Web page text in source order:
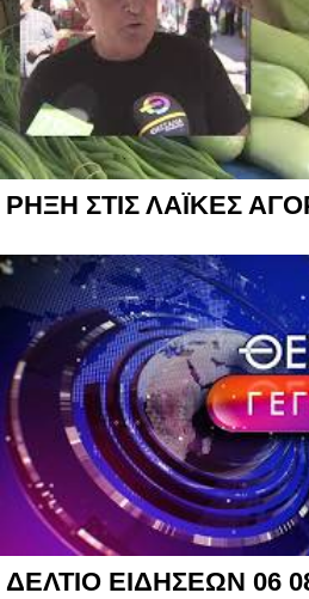
ΡΗΞΗ ΣΤΙΣ ΛΑΪΚΕΣ
ΔΕΛΤΙΟ ΕΙΔΗΣΕΩΝ 06